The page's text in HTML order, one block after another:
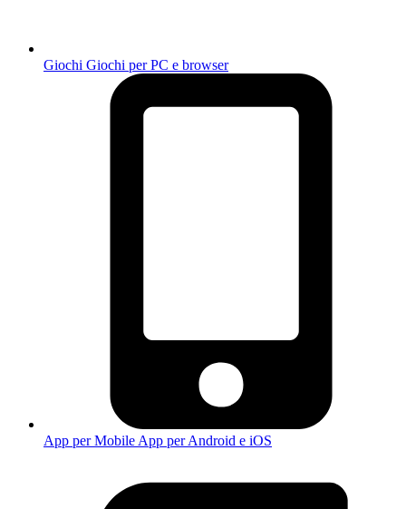
Giochi Giochi per PC e browser
App per Mobile App per Android e iOS